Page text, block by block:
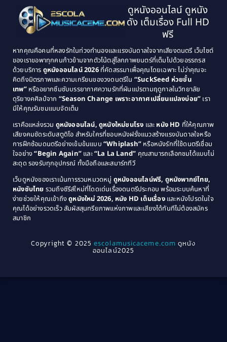
(134)
Classic หนังคลาสสิก(21)
Classic หนังคลาสสิก(25)
Comedy ตลก(46)
Comedy ตลก(515)
Coming of Age ก้าวพ้นวัย(1)
Coming-of-Age(3)
Community(1)
Crime อาชญากรรม(78)
Cult Film(4)
1995
1994
1993
1992
1989
1988
1987
1986
1985
1984
1983
1982
1979
1978
1976
1975
1974
1971
1970
1969
1968
1964
1963
1940
ดูหนังออนไลน์ ดูหนัง
ดัง เต็มเรื่อง Full HD
ฟรี
หากคุณคือคนที่หลงรักในท่วงทำนองและแรงบันดาลใจจากเสียงดนตรี เว็บไซต์
ของเราขอพาทุกคนก้าวข้ามจากตัวโน้ตสู่โลกภาพยนตร์ที่เต็มไปด้วยอรรถรส
ด้วยบริการ ดูหนังออนไลน์ 2026ที่คัดสรรมาเพื่อคุณโดยเฉพาะ ไม่ว่าคุณจะ
คิดถึงมิตรภาพและความเกรียนของวงดนตรีใน “SuckSeed ห่วยขั้น
เทพ”หรืออยากซึมซับบรรยากาศความรักที่ผันแปรตามฤดูกาลในวิทยาลัย
ดุริยางคศิลป์จาก “Season Change เพราะอากาศเปลี่ยนแปลงบ่อย” เรา
มีให้คุณรับชมแบบจัดเต็ม
เราคือแหล่งรวม ดูหนังออนไลน์, ดูหนังใหม่ชนโรง และ หนัง HD ที่ให้คุณภาพ
เสียงคมชัดระดับสตูดิโอ สำหรับใครที่ชอบหนังฝรั่งแนวสร้างแรงบันดาลใจหรือ
การฝึกซ้อมดนตรีอย่างเข้มข้นแบบ “Whiplash” หรือหนังรักที่ใช้ดนตรีเชื่อม
ใจอย่าง“Begin Again” และ“La La Land” คุณสามารถเลือกชมได้แบบไม่
สะดุด รองรับทุกอุปกรณ์ ทั้งมือถือและสมาร์ททีวี
เว็บดูหนังของเราเน้นการรวมหมวดหมู่ ดูหนังออนไลน์ฟรี, ดูหนังพากย์ไทย,
หนังซับไทย รวมถึงซีรีส์ใหม่ที่โดดเด่นเรื่องดนตรีประกอบ พร้อมระบบค้นหาที่
ง่ายช่วยให้คุณเข้าถึงดูหนังใหม่ 2026, หนัง HD เต็มเรื่องและหนังโปรดในใจ
คุณได้อย่างรวดเร็ว สัมผัสสุนทรียภาพแห่งภาพและเสียงได้ทันทีไม่ต้องสมัคร
สมาชิก
Copyright © 2025escolamusicaceme.com ดูหนัง
ออนไลน์2025